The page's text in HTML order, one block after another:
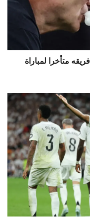
متأخرا لمباراة